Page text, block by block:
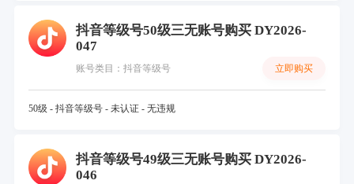
抖音等级号50级三无账号购买 DY2026-
047
账号类目：抖音等级号 立即购买
50级 - 抖音等级号 - 未认证 - 无违规
抖音等级号49级三无账号购买 DY2026-
046